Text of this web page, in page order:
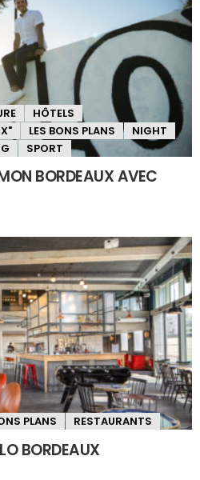
HÔTELS
LES BONS PLANS
NIGHT
SPORT
BORDEAUX AVEC
PLANS RESTAURANTS
BORDEAUX